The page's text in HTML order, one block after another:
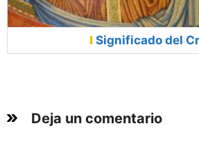
Significado del
Deja un comentario